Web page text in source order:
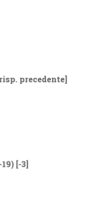
precedente]
19) [-3]